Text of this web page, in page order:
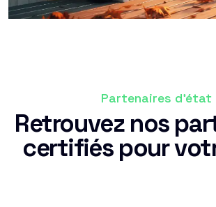
Partenaires d'état
Retrouvez nos
certifiés pour